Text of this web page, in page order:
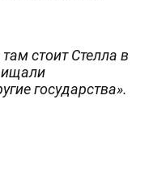
стоит Стелла в
государства».